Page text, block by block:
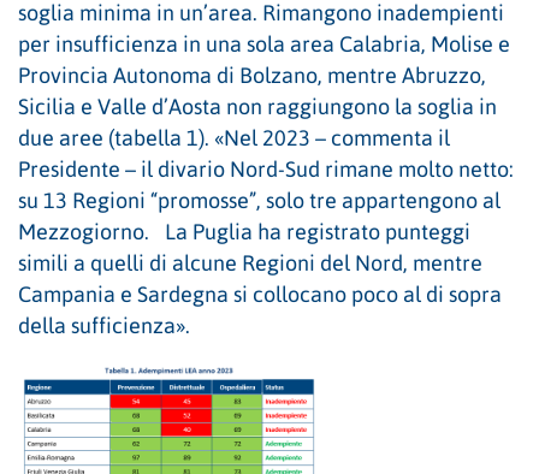
soglia minima in un’area. Rimangono inadempienti
per insufficienza in una sola area Calabria, Molise e
Provincia Autonoma di Bolzano, mentre Abruzzo,
Sicilia e Valle d’Aosta non raggiungono la soglia in
due aree (tabella 1). «Nel 2023 – commenta il
Presidente – il divario Nord-Sud rimane molto netto:
su 13 Regioni “promosse”, solo tre appartengono al
Mezzogiorno. La Puglia ha registrato punteggi
simili a quelli di alcune Regioni del Nord, mentre
Campania e Sardegna si collocano poco al di sopra
della sufficienza».